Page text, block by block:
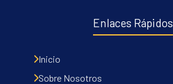
Enlaces Rápidos
Inicio
Sobre Nosotros